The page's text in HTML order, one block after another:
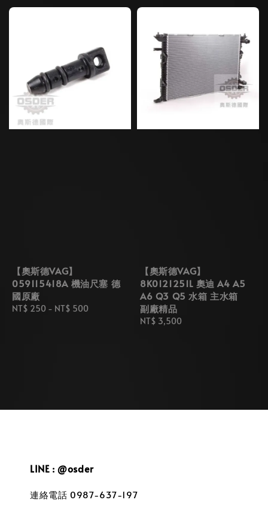
【奧斯德VAG】
059115418A 機油尺塞 德
國原廠
Regular
NT$ 250 - NT$ 500
【奧斯德VAG】
8K0121251L 奧迪 A4 A5
A6 Q3 Q5 水箱 主水箱
副廠精品
Regular
NT$ 3,500
LINE : @osder
連絡電話 0987-637-197